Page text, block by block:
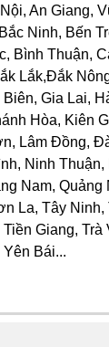
An Giang,
Ninh, Bến
Bình Thuận,
Lắk,Đắk
Gia Lai,
Hòa, Kiên
Lâm Đồng,
Ninh
Nam,
La, Tây
Giang, Trà
Yên Bái...